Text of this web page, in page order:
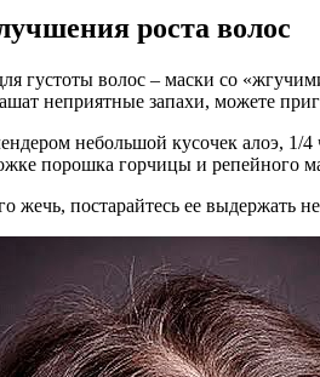
роста волос
густоты волос – маски со
неприятные запахи, можете
небольшой кусочек алоэ, 1/
порошка горчицы и репейного
жечь, постарайтесь ее выдержать